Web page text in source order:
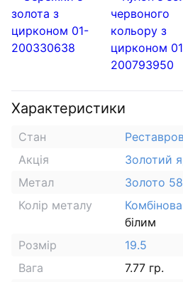
Характеристики
Стан
Акція
Золотий
Метал
Золото
Колір металу
білим
Розмір
19.5
Вага
7.77 гр.